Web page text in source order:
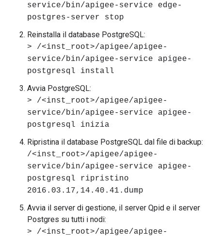
service/bin/apigee-service edge-
postgres-server stop
Reinstalla il database PostgreSQL:
> /<inst_root>/apigee/apigee-
service/bin/apigee-service apigee-
postgresql install
Avvia PostgreSQL:
> /<inst_root>/apigee/apigee-
service/bin/apigee-service apigee-
postgresql inizia
Ripristina il database PostgreSQL dal file di backup:
/<inst_root>/apigee/apigee-
service/bin/apigee-service apigee-
postgresql ripristino
2016.03.17,14.40.41.dump
Avvia il server di gestione, il server Qpid e il server
Postgres su tutti i nodi:
> /<inst_root>/apigee/apigee-